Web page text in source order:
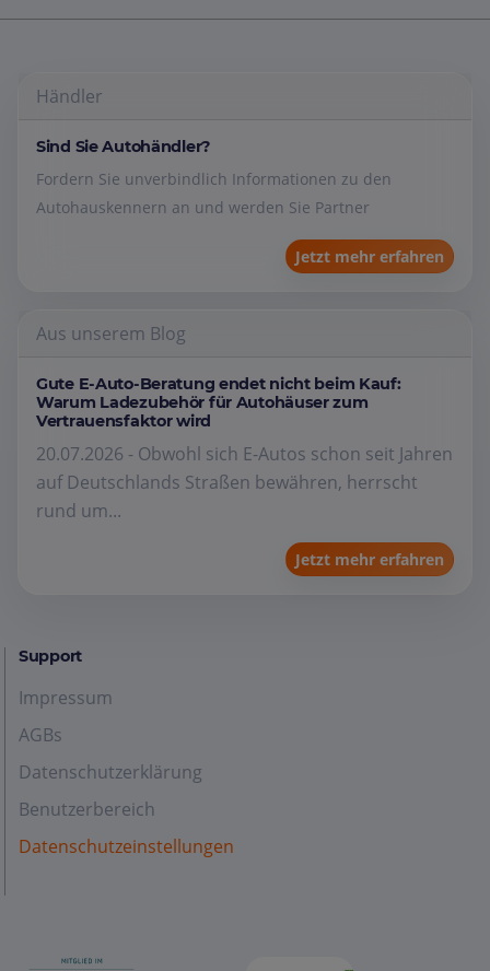
Händler
Sind Sie Autohändler?
Fordern Sie unverbindlich Informationen zu den
Autohauskennern an und werden Sie Partner
Jetzt mehr erfahren
Aus unserem Blog
Gute E-Auto-Beratung endet nicht beim Kauf:
Warum Ladezubehör für Autohäuser zum
Vertrauensfaktor wird
20.07.2026 - Obwohl sich E-Autos schon seit Jahren
auf Deutschlands Straßen bewähren, herrscht
rund um...
Jetzt mehr erfahren
Support
Impressum
AGBs
Datenschutzerklärung
Benutzerbereich
Datenschutzeinstellungen